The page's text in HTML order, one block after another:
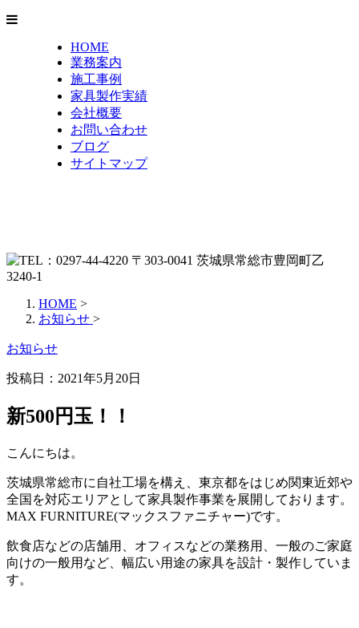
HOME
業務案内
施工事例
家具製作実績
会社概要
お問い合わせ
ブログ
サイトマップ
HOME >
お知らせ >
お知らせ
投稿日： 2021年5月20日
新500円玉！！
こんにちは。
茨城県常総市に自社工場を構え、東京都をはじめ関東近郊や
全国を対応エリアとして家具製作事業を展開しております。
MAX FURNITURE(マックスファニチャー)です。
飲食店などの店舗用、オフィスなどの業務用、一般のご家庭
向けの一般用など、幅広い用途の家具を設計・製作していま
す。